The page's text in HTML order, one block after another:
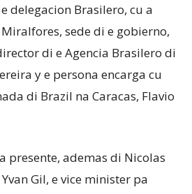
delegacion Brasilero, cu a
sede di e gobierno,
di e Agencia Brasilero di
y e persona encarga cu
di Brazil na Caracas, Flavio
presente, ademas di Nicolas
Gil, e vice minister pa